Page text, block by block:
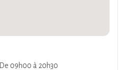
De 09h00 à 20h30